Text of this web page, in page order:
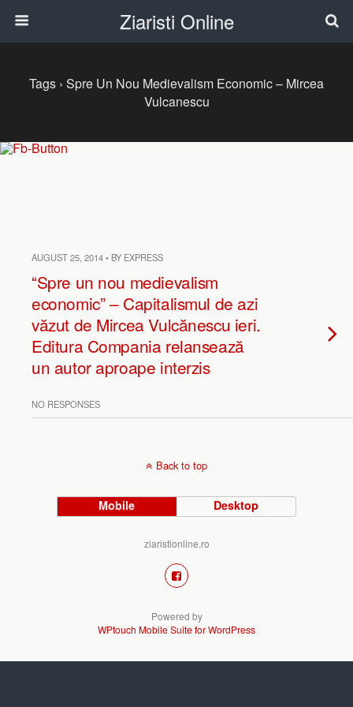
Ziaristi Online
Tags › Spre Un Nou Medievalism Economic – Mircea
Vulcanescu
AUGUST 25, 2014 • BY EXPRESS
“Spre un nou medievalism
economic” – Capitalismul de azi
văzut de Mircea Vulcănescu ieri.
Editura Compania relansează
un autor aproape interzis
NO RESPONSES
Back to top
Mobile Desktop
ziaristionline.ro
Powered by
WPtouch Mobile Suite for WordPress